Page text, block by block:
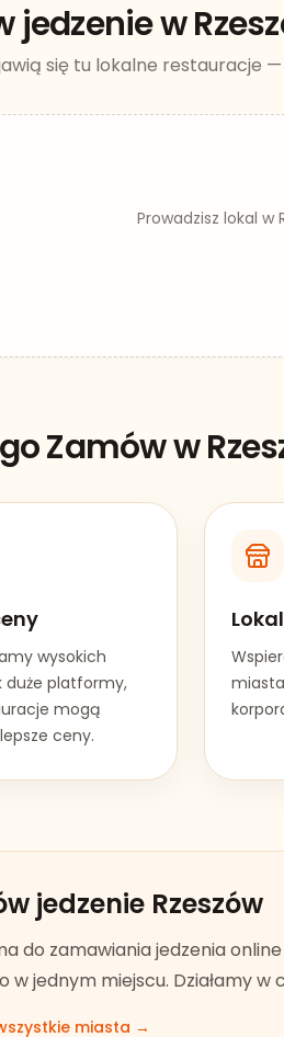
jedzenie w
się tu lokalne restauracje
Prowadzisz lokal w
Zamów w
wysokich
duże platformy,
mogą
ceny.
jedzenie Rzeszów
do zamawiania jedzenia
w jednym miejscu. Działamy
miasta →